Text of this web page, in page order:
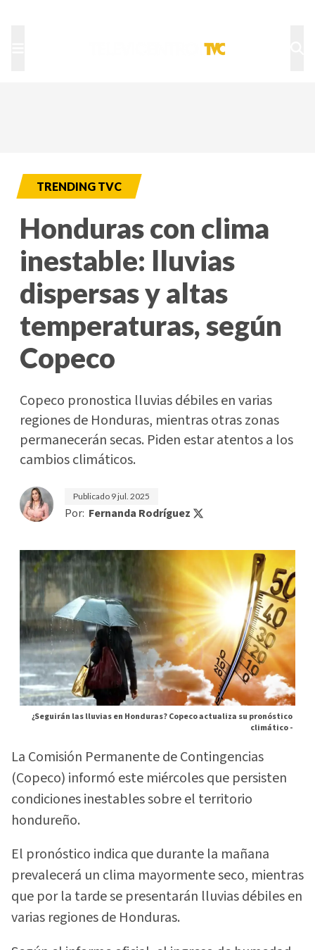
TRENDING TVC
Honduras con clima
inestable: lluvias
dispersas y altas
temperaturas, según
Copeco
Copeco pronostica lluvias débiles en varias
regiones de Honduras, mientras otras zonas
permanecerán secas. Piden estar atentos a los
cambios climáticos.
Publicado 9 jul. 2025
Por: Fernanda Rodríguez
¿Seguirán las lluvias en Honduras? Copeco actualiza su pronóstico
climático -
La Comisión Permanente de Contingencias
(Copeco) informó este miércoles que persisten
condiciones inestables sobre el territorio
hondureño.
El pronóstico indica que durante la mañana
prevalecerá un clima mayormente seco, mientras
que por la tarde se presentarán lluvias débiles en
varias regiones de Honduras.